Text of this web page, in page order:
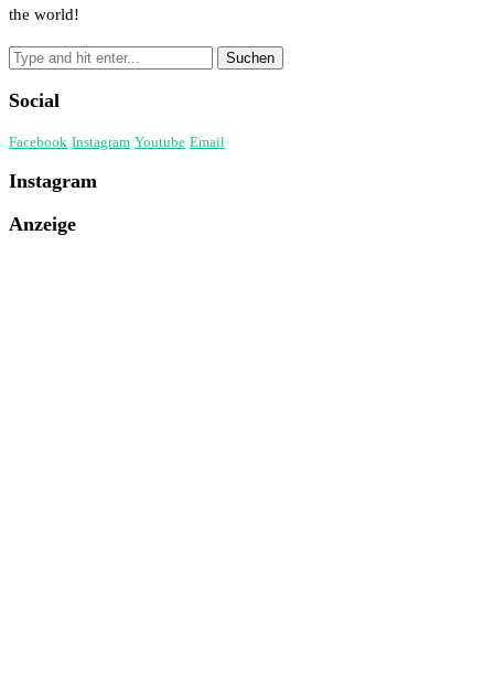
the world!
Social
Facebook Instagram Youtube Email
Instagram
Anzeige